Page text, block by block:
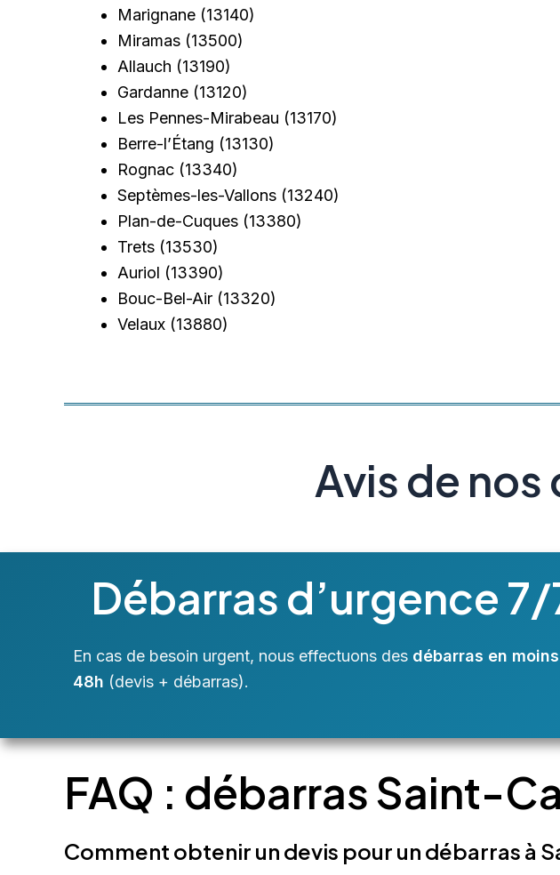
Marignane (13140)
Miramas (13500)
Allauch (13190)
Gardanne (13120)
Les Pennes-Mirabeau (13170)
Berre-l’Étang (13130)
Rognac (13340)
Septèmes-les-Vallons (13240)
Plan-de-Cuques (13380)
Trets (13530)
Auriol (13390)
Bouc-Bel-Air (13320)
Velaux (13880)
Avis de
Débarras d’urgence 7/
En cas de besoin urgent, nous effectuons des débarras en
48h (devis + débarras).
FAQ : débarras Saint-
Comment obtenir un devis pour un débarras à